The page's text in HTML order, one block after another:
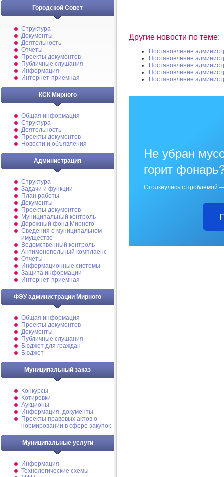
Городской Совет
Структура
Документы
Деятельность
Отчеты
Проекты документов
Публичные слушания
Информация
Интернет-приемная
КСК Мирного
Общая информация
Структура
Деятельность
Проекты документов
Новости и объявления
Администрация
Структура
Задачи и функции
План работы
Документы
Проекты документов
Муниципальный контроль
Дорожный фонд Мирного
Cведения о муниципальном
имуществе
Ведомственный контроль
Антимонопольный комплаенс
Отчеты
Информационные системы
Защита информации
Интернет-приемная
ФЭУ администрации Мирного
Общая информация
Проекты документов
Документы
Публичные слушания
Бюджет для граждан
Бюджет
Муниципальный заказ
Конкурсы
Котировки
Аукционы
Информация, документы
Проекты правовых актов о
нормировании в сфере закупок
Муниципальные услуги
Информация
Технологические схемы
Другие новости по теме:
Постановление
Постановление
Постановление
Постановление
Постановление
Не убран
горит
Столкнулись с проблемой